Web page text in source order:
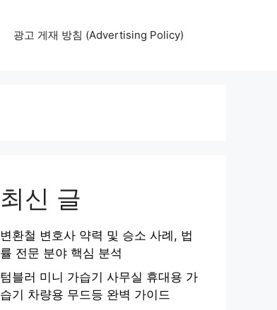
광고 게재 방침 (Advertising Policy)
최신 글
변환철 변호사 약력 및 승소 사례, 법
률 전문 분야 핵심 분석
텀블러 미니 가습기 사무실 휴대용 가
습기 차량용 무드등 완벽 가이드